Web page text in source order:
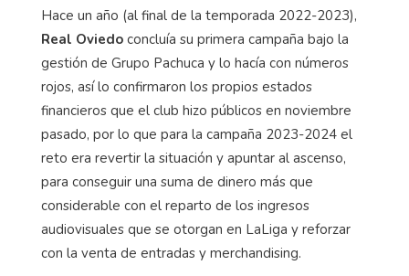
Hace un año (al final de la temporada 2022-2023),
Real Oviedo concluía su primera campaña bajo la
gestión de Grupo Pachuca y lo hacía con números
rojos, así lo confirmaron los propios estados
financieros que el club hizo públicos en noviembre
pasado, por lo que para la campaña 2023-2024 el
reto era revertir la situación y apuntar al ascenso,
para conseguir una suma de dinero más que
considerable con el reparto de los ingresos
audiovisuales que se otorgan en LaLiga y reforzar
con la venta de entradas y merchandising.